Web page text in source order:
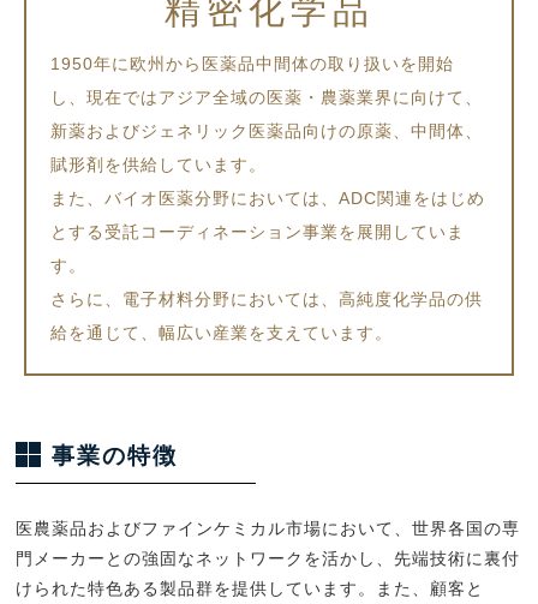
精密化学品
1950年に欧州から医薬品中間体の取り扱いを開始
し、現在ではアジア全域の医薬・農薬業界に向けて、
新薬およびジェネリック医薬品向けの原薬、中間体、
賦形剤を供給しています。
また、バイオ医薬分野においては、ADC関連をはじめ
とする受託コーディネーション事業を展開していま
す。
さらに、電子材料分野においては、高純度化学品の供
給を通じて、幅広い産業を支えています。
事業の特徴
医農薬品およびファインケミカル市場において、世界各国の専
門メーカーとの強固なネットワークを活かし、先端技術に裏付
けられた特色ある製品群を提供しています。また、顧客と